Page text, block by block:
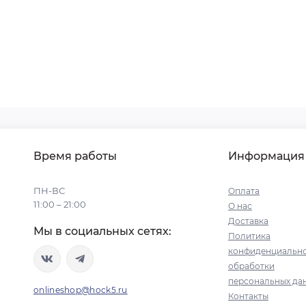
Время работы
ПН-ВС
11:00 – 21:00
Мы в социальных сетях:
onlineshop@hock5.ru
Информация
Оплата
О нас
Доставка
Политика
обработки
персональных
Контакты